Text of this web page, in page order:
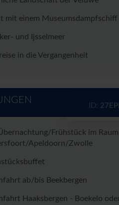
mit einem Museumsdampfschiff
und Ijsselmeer
in die Vergangenheit
Frühstück im Raum
Apeldoorn/Zwolle
ab/bis Beekbergen
Haaksbergen - Boekelo
ID:
per E-
und